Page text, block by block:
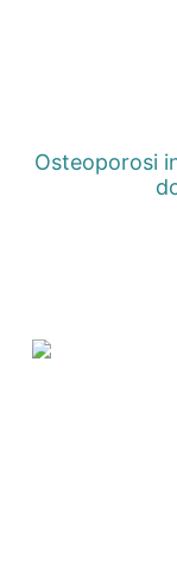
Osteoporosi